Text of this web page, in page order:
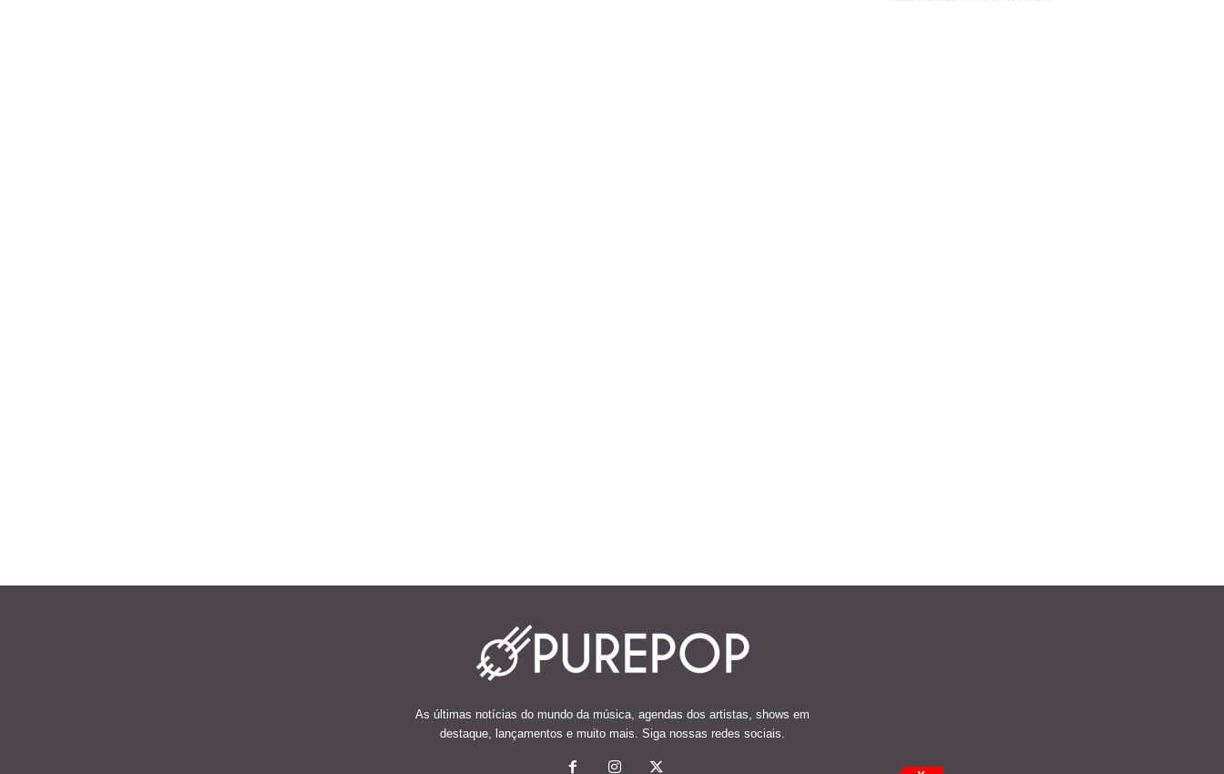
As últimas notícias do mundo da música, agendas dos artistas, shows em
destaque, lançamentos e muito mais. Siga nossas redes sociais.